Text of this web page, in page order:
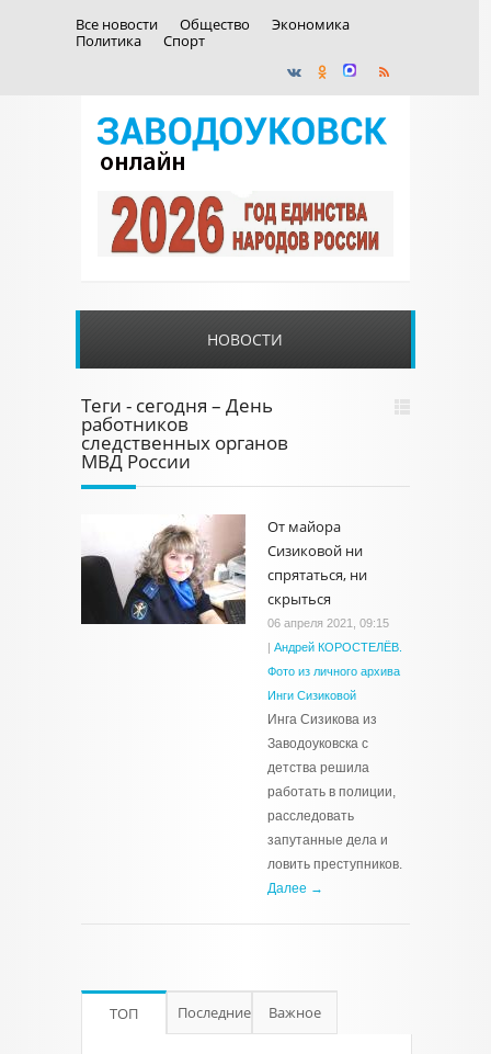
Все новости Общество
Экономика
Политика
Спорт
НОВОСТИ
Теги - сегодня – День
работников
следственных органов
МВД России
От майора
Сизиковой ни
спрятаться, ни
скрыться
06 апреля 2021, 09:15
| Андрей КОРОСТЕЛЁВ.
Фото из личного архива
Инги Сизиковой
Инга Сизикова из
Заводоуковска с
детства решила
работать в полиции,
расследовать
запутанные дела и
ловить преступников.
Далее →
ТОП Последние Важное